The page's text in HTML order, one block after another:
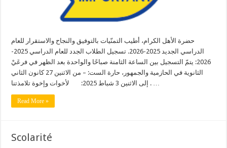
حضرة الأهل الكرام، أطيب التمنّيات بالتوفيق والنجاح والاستقرار للعام
الدراسي الجديد 2025-2026. تسجيل الطلاب الجدد للعام الدراسي 2025-
2026: يتمّ التسجيل بين الساعة الثامنة صباحًا والواحدة بعد الظهر في فرعَيْ
الثانوية في الحازمية والجمهور، حارة الست: – من الاثنين 27 كانون الثاني
إلى الاثنين 3 شباط 2025: لأخوات وإخوة تلامذتنا. …
Read More »
Scolarité